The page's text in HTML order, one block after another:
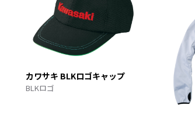
カワサキ BLKロゴキャップ
BLKロゴ